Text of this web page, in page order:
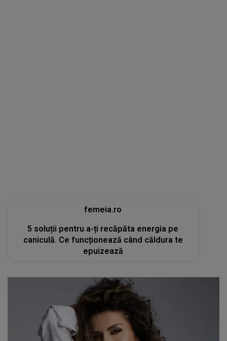
femeia.ro
5 soluții pentru a-ți recăpăta energia pe
caniculă. Ce funcționează când căldura te
epuizează